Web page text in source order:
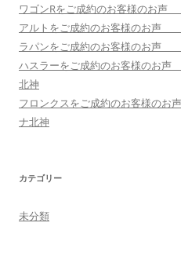
ワゴンRをご成約のお客様の
アルトをご成約のお客様の
ラパンをご成約のお客様
ハスラーをご成約のお客
北神
フロンクスをご成約のお
ナ北神
カテゴリー
未分類